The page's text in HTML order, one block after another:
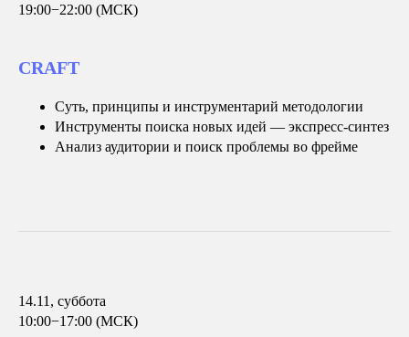
19:00−22:00 (МСК)
CRAFT
Суть, принципы и инструментарий методологии
Инструменты поиска новых идей — экспресс-синтез
Анализ аудитории и поиск проблемы во фрейме
14.11, суббота
10:00−17:00 (МСК)